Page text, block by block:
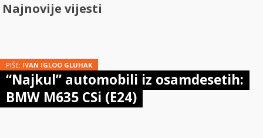
Najnovije vijesti
PIŠE: IVAN IGLOO GLUHAK
“Najkul” automobili iz osamdesetih:
BMW M635 CSi (E24)